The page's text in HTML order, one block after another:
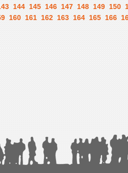
144 145 146 147 148 149 150
160 161 162 163 164 165 166